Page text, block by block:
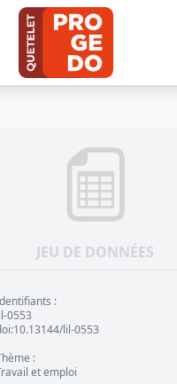
JEU DE DONNÉES
:
0553
lil-0553
:
et emploi